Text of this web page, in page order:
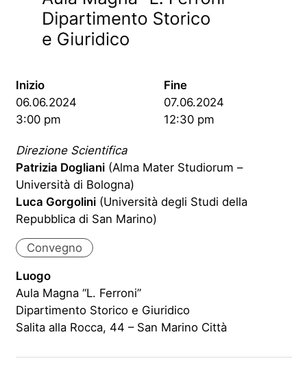
Inizio
06.06.2024
3:00 pm
Fine
07.06.2024
12:30 pm
Direzione Scientifica
Patrizia Dogliani(Alma Mater Studiorum –
Università di Bologna)
Luca Gorgolini(Università degli Studi della
Repubblica di San Marino)
Convegno
Luogo
Aula Magna “L. Ferroni”
Dipartimento Storico e Giuridico
Salita alla Rocca, 44 – San Marino Città